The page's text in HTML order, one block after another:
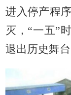
进入停产程
灭，“一五”
退出历史舞台